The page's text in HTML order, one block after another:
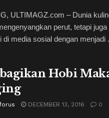
ULTIMAGZ.com – Dunia
perut, tetapi
di media sosial dengan menjadi
Hobi
DECEMBER 13, 2016 0